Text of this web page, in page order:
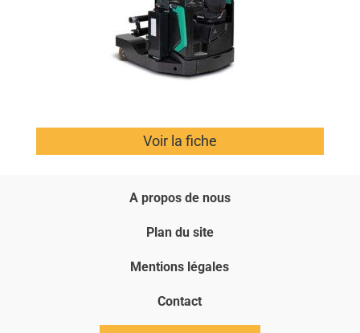
Voir la fiche
A propos de nous
Plan du site
Mentions légales
Contact